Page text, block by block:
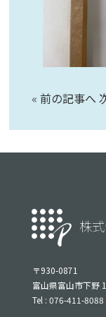
«前の記事へ
株
〒930-0871
富山県富山市下野
Tel : 076-411-8088